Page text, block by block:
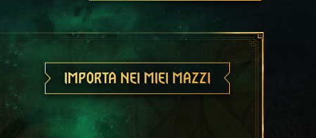
IMPORTA NEI MIEI MAZZI